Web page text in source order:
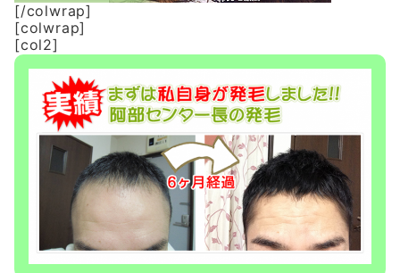
[/colwrap]
[colwrap]
[col2]